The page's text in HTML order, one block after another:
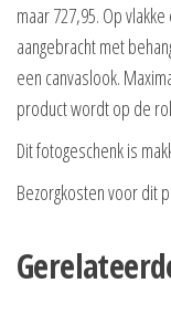
maar 727,95. Op
aangebracht met
een canvaslook.
product wordt op de
Dit fotogeschenk is
Bezorgkosten voor dit